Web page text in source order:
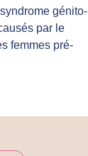
génito-
par le
femmes pré-